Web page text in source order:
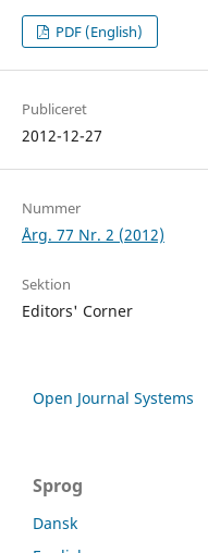
PDF (English)
Publiceret
2012-12-27
Nummer
Årg. 77 Nr. 2 (2012)
Sektion
Editors' Corner
Open Journal Systems
Sprog
Dansk